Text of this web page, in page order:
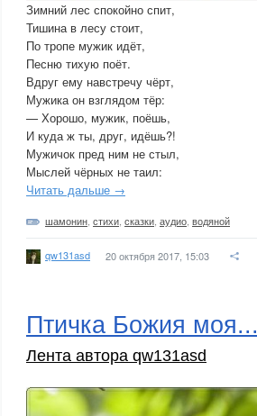
Зимний лес спокойно спит,
Тишина в лесу стоит,
По тропе мужик идёт,
Песню тихую поёт.
Вдруг ему навстречу чёрт,
Мужика он взглядом тёр:
— Хорошо, мужик, поёшь,
И куда ж ты, друг, идёшь?!
Мужичок пред ним не стыл,
Мыслей чёрных не таил:
Читать дальше →
шамонин стихи сказки аудио водяной
qw131asd 20 октября 2017, 15:03
Птичка Божия моя...
Лента автора qw131asd